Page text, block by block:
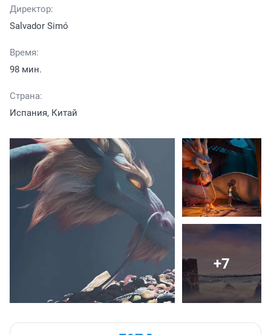
Директор:
Salvador Simó
Время:
98 мин.
Страна:
Испания, Китай
+7